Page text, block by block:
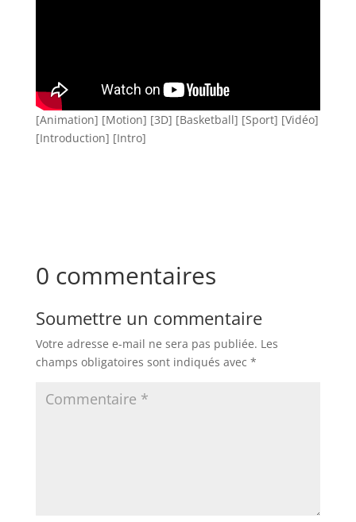
[Animation] [Motion] [3D] [Basketball] [Sport] [Vidéo]
[Introduction] [Intro]
0 commentaires
Soumettre un commentaire
Votre adresse e-mail ne sera pas publiée. Les
champs obligatoires sont indiqués avec *